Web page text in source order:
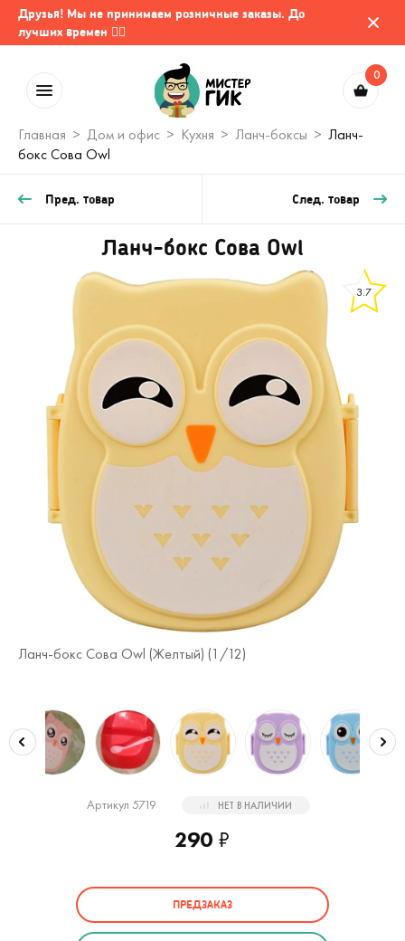
Друзья! Мы не принимаем розничные заказы. До
лучших времен 🤷‍♂️
0
Главная Дом и офис Кухня Ланч-боксы
Ланч-
бокс Сова Owl
Пред. товар След. товар
Ланч-бокс Сова Owl
3.7
Ланч-бокс Сова Owl (Желтый) (1 /12)
Артикул 5719 НЕТ В НАЛИЧИИ
290 ₽
ПРЕДЗАКАЗ